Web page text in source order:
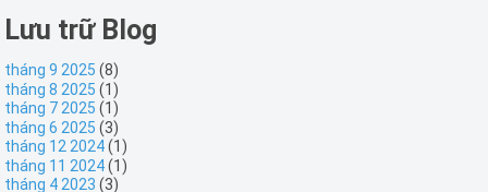
Lưu trữ Blog
tháng 9 2025 (8)
tháng 8 2025 (1)
tháng 7 2025 (1)
tháng 6 2025 (3)
tháng 12 2024(1)
tháng 11 2024(1)
tháng 4 2023 (3)